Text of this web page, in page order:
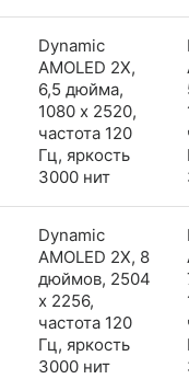
Dynamic
AMOLED 2X,
6,5 дюйма,
1080 x 2520,
частота 120
Гц, яркость
3000 нит
Dynamic
AMOLED 2X, 8
дюймов, 2504
x 2256,
частота 120
Гц, яркость
3000 нит